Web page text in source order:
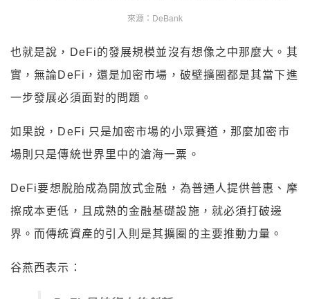
來源：DeBank
也就是說，DeFi的發展規模並沒有想像之中那麼大。其
實，無論DeFi，還是加密市場，破壁擴圈都是其當下進
一步發展必須面對的問題。
如果說，DeFi 只是加密市場的小眾賽道，那麼加密市
場則只是傳統世界里中的滄海一粟。
DeFi要想脫胎成為開放式金融，為普通人提供普惠、摩
擦成本更低，且成熟的金融基礎設施，就必須打破邊
界。而傳統資產的引入則是其擴圈的主要推動力量。
谷燕西表示：